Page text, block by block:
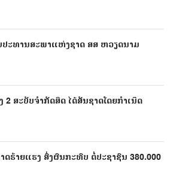
ະທານສະພາແຫ່ງຊາດ ສສ ຫວຽດນາມ
2 ສະບັບຈຳກັດສິດ ໄດ້ສັນຊາດໂດຍກຳເນີດ
ຮ້າຍແຮງ ສົ່ງຜົນກະທົບ ຕໍ່ປະຊາຊົນ 380.000